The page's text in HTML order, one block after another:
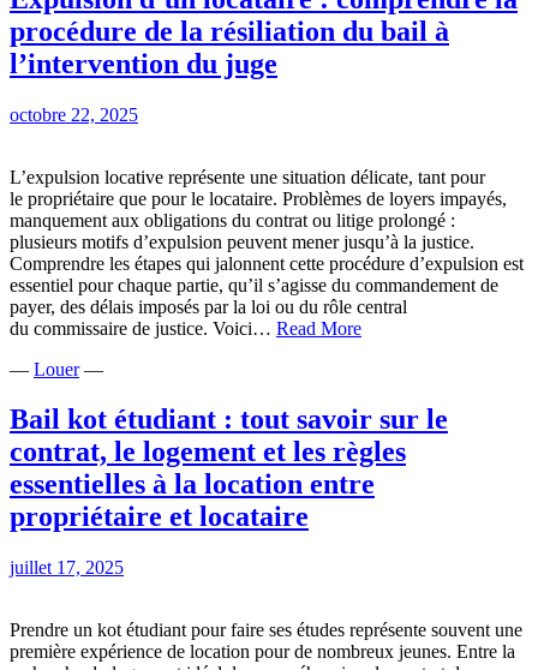
avant
location
procédure de la résiliation du bail à
l’intervention du juge
octobre 22, 2025
L’expulsion locative représente une situation délicate, tant pour
le propriétaire que pour le locataire. Problèmes de loyers impayés,
manquement aux obligations du contrat ou litige prolongé :
plusieurs motifs d’expulsion peuvent mener jusqu’à la justice.
Comprendre les étapes qui jalonnent cette procédure d’expulsion est
essentiel pour chaque partie, qu’il s’agisse du commandement de
payer, des délais imposés par la loi ou du rôle central
du commissaire de justice. Voici… Read MoreExpulsion
la
procédure
de
la
résiliation
juge
— Louer—
Bail kot étudiant : tout savoir sur le
contrat, le logement et les règles
essentielles à la location entre
propriétaire et locataire
juillet 17, 2025
Prendre un kot étudiant pour faire ses études représente souvent une
première expérience de location pour de nombreux jeunes. Entre la